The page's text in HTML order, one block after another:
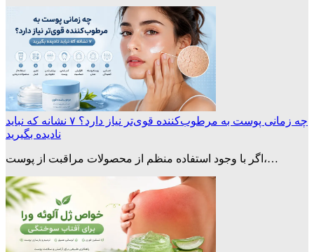
چه زمانی پوست به مرطوب‌کننده قوی‌تر نیاز دارد؟ ۷ نشانه که نباید
نادیده بگیرید
اگر با وجود استفاده منظم از محصولات مراقبت از پوست،…